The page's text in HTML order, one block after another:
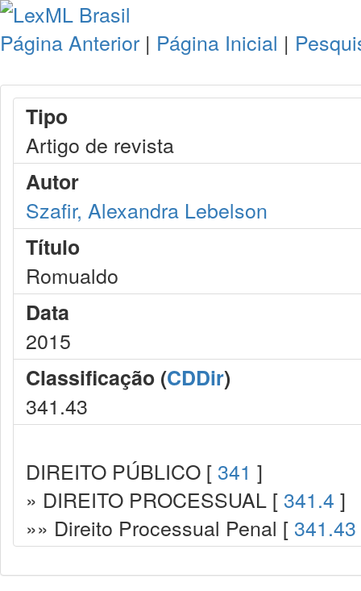
Página Anterior | Página Inicial |
Tipo
Artigo de revista
Autor
Szafir, Alexandra Lebelson
Título
Romualdo
Data
2015
Classificação (CDDir)
341.43
DIREITO PÚBLICO [ 341 ]
» DIREITO PROCESSUAL [ 341.4 ]
»» Direito Processual Penal [ 341.43